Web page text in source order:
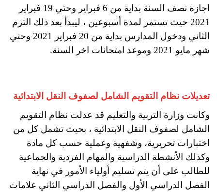
اجازة نصف السنة بداية من 6 فبراير وحتي 19 فبراير
2021 حيث تستمر لمدة أسبوعين ، ليبدأ بعد ذلك الترم
الثاني ودخول المدارس بداية من 20 فبراير 2021 وحتي
شهر مايو 2021 وموعد امتحانات اخر السنة.
تعديلات نظام التقويم الشامل لصفوف النقل الابتدائية
وكانت وزارة التربية والتعليم قد عدلت نظام التقويم
الشامل لصفوف النقل الابتدائية ، بحيث تشمل كل من
اختبارات تحريرية، وشفهية وعملية حسب كل مادة
وكذلك الأنشطة الدراسية والمهام الفردية والجماعية
للطالب على أن يتم تسليم أولياء الأمور في نهاية
الفصل الدراسي الأول والفصل الدراسي الثاني علامات